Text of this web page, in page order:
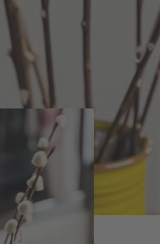
Holz (4er